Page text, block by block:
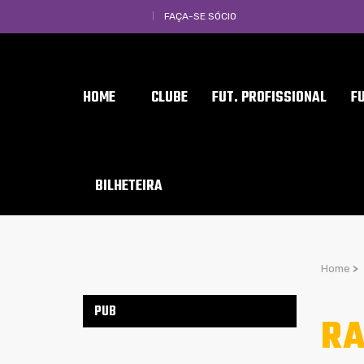
FAÇA-SE SÓCIO
HOME CLUBE FUT. PROFISSIONAL
BILHETEIRA
Home >
PUB